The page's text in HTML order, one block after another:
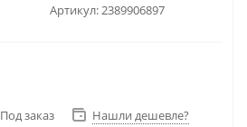
Артикул: 2389906897
Под заказ Нашли дешевле?